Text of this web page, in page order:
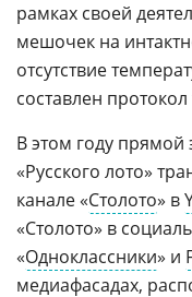
рамках своей
мешочек на
отсутствие
составлен
В этом году прямой
«Русского лото»
канале «Столото» в
«Столото» в
«Одноклассники» и
медиафасадах,